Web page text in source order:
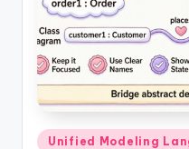
Publicado
Unified Modeling